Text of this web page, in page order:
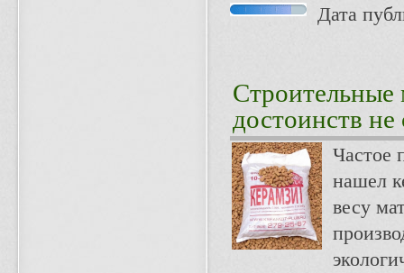
Дата
Строительные
достоинств не
Частое
нашел
весу